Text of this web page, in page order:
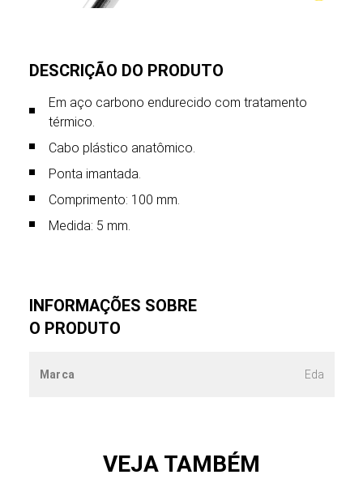
DESCRIÇÃO DO PRODUTO
Em aço carbono endurecido com tratamento
térmico.
Cabo plástico anatômico.
Ponta imantada.
Comprimento: 100 mm.
Medida: 5 mm.
INFORMAÇÕES SOBRE
O PRODUTO
Marca Eda
VEJA TAMBÉM